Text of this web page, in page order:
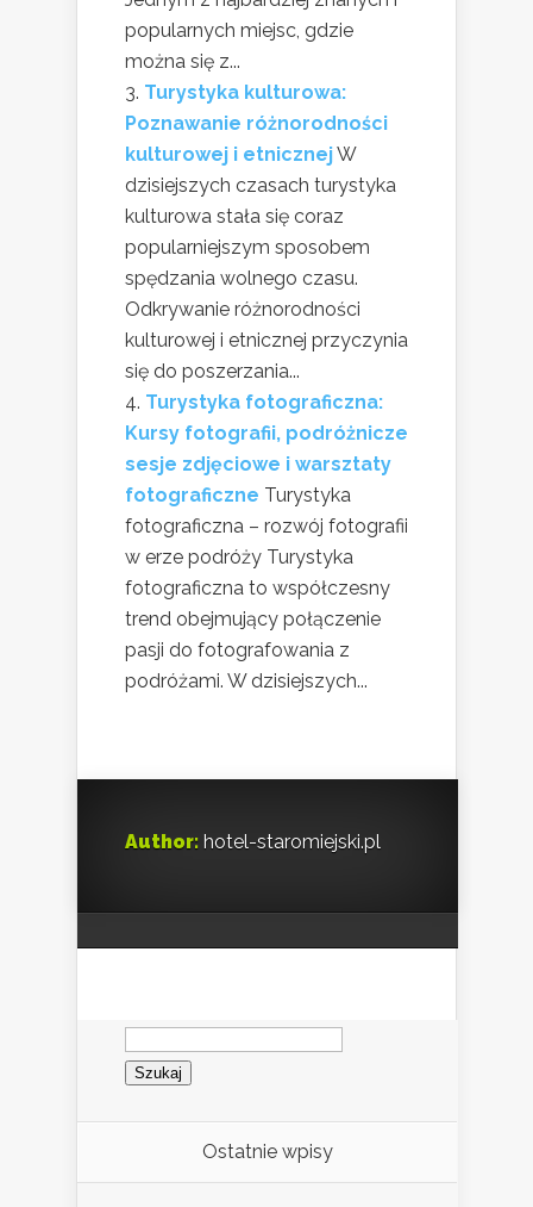
popularnych miejsc, gdzie
można się z...
Turystyka kulturowa:
Poznawanie różnorodności
kulturowej i etnicznejW
dzisiejszych czasach turystyka
kulturowa stała się coraz
popularniejszym sposobem
spędzania wolnego czasu.
Odkrywanie różnorodności
kulturowej i etnicznej przyczynia
się do poszerzania...
Turystyka fotograficzna:
Kursy fotografii, podróżnicze
sesje zdjęciowe i warsztaty
fotograficzne Turystyka
fotograficzna – rozwój fotografii
w erze podróży Turystyka
fotograficzna to współczesny
trend obejmujący połączenie
pasji do fotografowania z
podróżami. W dzisiejszych...
Author: hotel-staromiejski.pl
Szukaj:
Ostatnie wpisy